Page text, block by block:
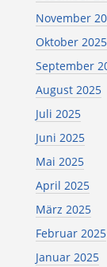
November
Oktober 2025
September
August 2025
Juli 2025
Juni 2025
Mai 2025
April 2025
März 2025
Februar 2025
Januar 2025